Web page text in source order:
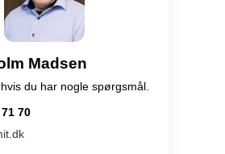
Madsen
du har nogle spørgsmål.
70